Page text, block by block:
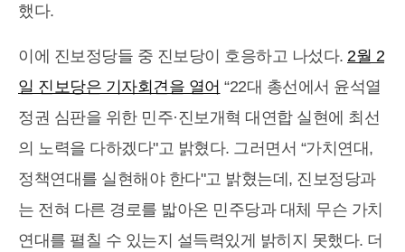
했다.
이에 진보정당들 중 진보당이 호응하고 나섰다. 2월 2
일 진보당은 기자회견을 열어 “22대 총선에서 윤석열
정권 심판을 위한 민주·진보개혁 대연합 실현에 최선
의 노력을 다하겠다"고 밝혔다. 그러면서 “가치연대,
정책연대를 실현해야 한다"고 밝혔는데, 진보정당과
는 전혀 다른 경로를 밟아온 민주당과 대체 무슨 가치
연대를 펼칠 수 있는지 설득력있게 밝히지 못했다. 더